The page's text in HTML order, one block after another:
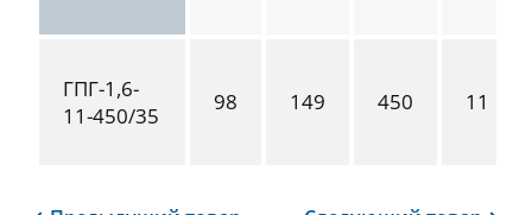
ГПГ-1,6-
11-450/35
98 149 450 11